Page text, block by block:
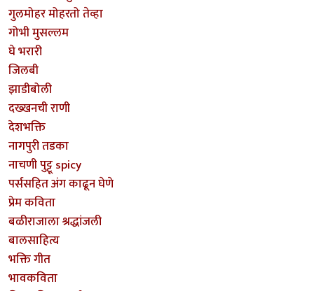
गुलमोहर मोहरतो तेव्हा
गोभी मुसल्लम
घे भरारी
जिलबी
झाडीबोली
दख्खनची राणी
देशभक्ति
नागपुरी तडका
नाचणी पुट्टू spicy
पर्ससहित अंग काढून घेणे
प्रेम कविता
बळीराजाला श्रद्धांजली
बालसाहित्य
भक्ति गीत
भावकविता